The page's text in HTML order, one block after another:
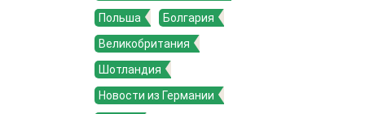
Польша
Болгария
Великобритания
Шотландия
Новости из Германии